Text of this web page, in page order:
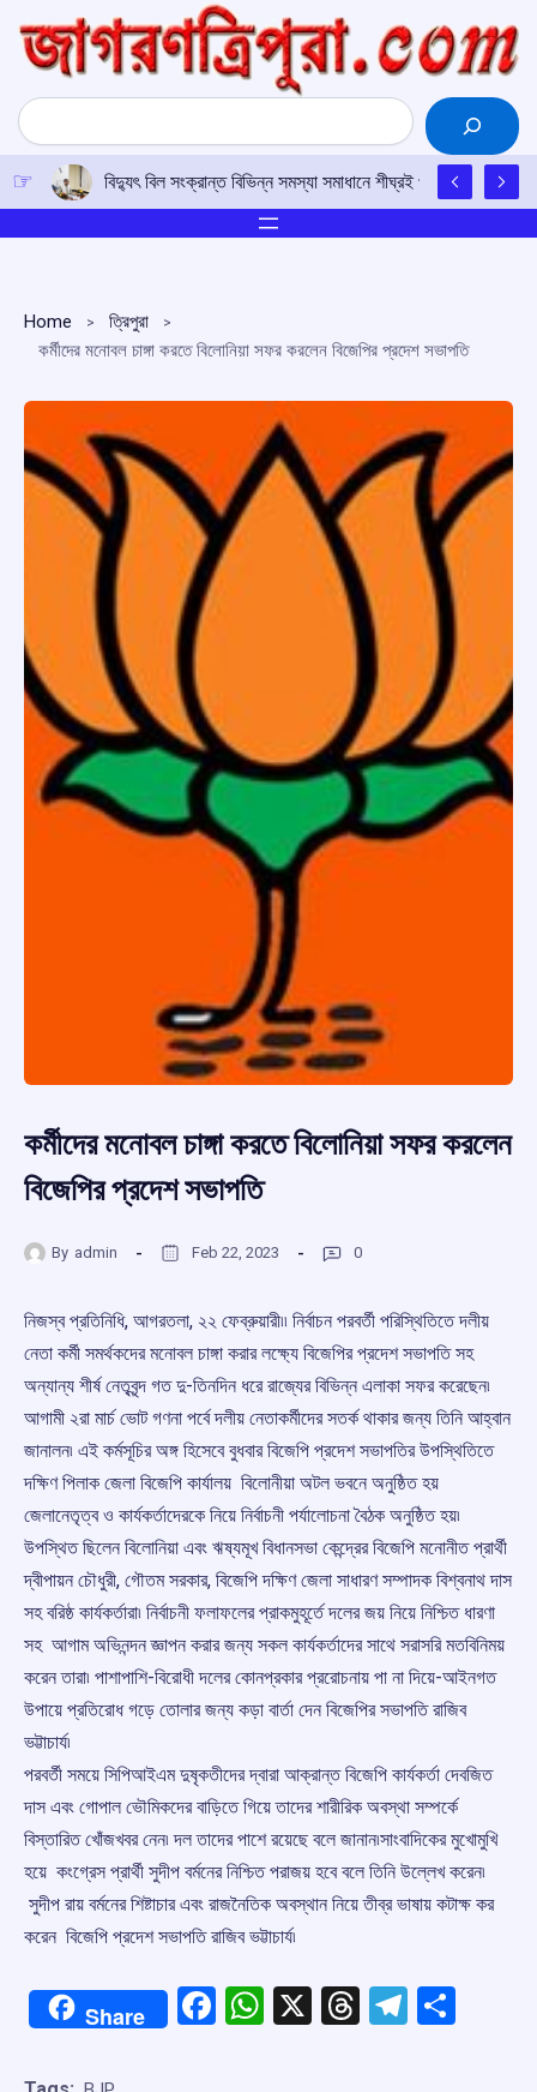
content
Search
বিদ্যুৎ বিল সংক্রান্ত বিভিন্ন সমস্যা সমাধানে শীঘ্রই প্রয়োজনীয় পদক্ষেপ
Home
ত্রিপুরা
কর্মীদের মনোবল চাঙ্গা করতে বিলোনিয়া সফর করলেন বিজেপির প্রদেশ সভাপতি
কর্মীদের মনোবল চাঙ্গা করতে বিলোনিয়া সফর করলেন
বিজেপির প্রদেশ সভাপতি
By admin Feb 22, 2023 0
নিজস্ব প্রতিনিধি, আগরতলা, ২২ ফেব্রুয়ারী৷৷ নির্বাচন পরবর্তী পরিস্থিতিতে দলীয়
নেতা কর্মী সমর্থকদের মনোবল চাঙ্গা করার লক্ষ্যে বিজেপির প্রদেশ সভাপতি সহ
অন্যান্য শীর্ষ নেতৃবৃন্দ গত দু-তিনদিন ধরে রাজ্যের বিভিন্ন এলাকা সফর করেছেন৷
আগামী ২রা মার্চ ভোট গণনা পর্বে দলীয় নেতাকর্মীদের সতর্ক থাকার জন্য তিনি আহ্বান
জানালন৷ এই কর্মসূচির অঙ্গ হিসেবে বুধবার বিজেপি প্রদেশ সভাপতির উপস্থিতিতে
দক্ষিণ পিলাক জেলা বিজেপি কার্যালয় বিলোনীয়া অটল ভবনে অনুষ্ঠিত হয়
জেলানেতৃত্ব ও কার্যকর্তাদেরকে নিয়ে নির্বাচনী পর্যালোচনা বৈঠক অনুষ্ঠিত হয়৷
উপস্থিত ছিলেন বিলোনিয়া এবং ঋষ্যমূখ বিধানসভা কেন্দ্রের বিজেপি মনোনীত প্রার্থী
দ্বীপায়ন চৌধুরী, গৌতম সরকার, বিজেপি দক্ষিণ জেলা সাধারণ সম্পাদক বিশ্বনাথ দাস
সহ বরিষ্ঠ কার্যকর্তারা৷ নির্বাচনী ফলাফলের প্রাকমুহূর্তে দলের জয় নিয়ে নিশ্চিত ধারণা
সহ আগাম অভিনন্দন জ্ঞাপন করার জন্য সকল কার্যকর্তাদের সাথে সরাসরি মতবিনিময়
করেন তারা৷ পাশাপাশি-বিরোধী দলের কোনপ্রকার প্ররোচনায় পা না দিয়ে-আইনগত
উপায়ে প্রতিরোধ গড়ে তোলার জন্য কড়া বার্তা দেন বিজেপির সভাপতি রাজিব
ভট্টাচার্য৷
পরবর্তী সময়ে সিপিআইএম দুষৃকতীদের দ্বারা আক্রান্ত বিজেপি কার্যকর্তা দেবজিত
দাস এবং গোপাল ভৌমিকদের বাড়িতে গিয়ে তাদের শারীরিক অবস্থা সম্পর্কে
বিস্তারিত খোঁজখবর নেন৷ দল তাদের পাশে রয়েছে বলে জানান৷সাংবাদিকের মুখোমুখি
হয়ে কংগ্রেস প্রার্থী সুদীপ বর্মনের নিশ্চিত পরাজয় হবে বলে তিনি উল্লেখ করেন৷
সুদীপ রায় বর্মনের শিষ্টাচার এবং রাজনৈতিক অবস্থান নিয়ে তীব্র ভাষায় কটাক্ষ কর
করেন বিজেপি প্রদেশ সভাপতি রাজিব ভট্টাচার্য৷
Share Facebook
WhatsApp
X Threads